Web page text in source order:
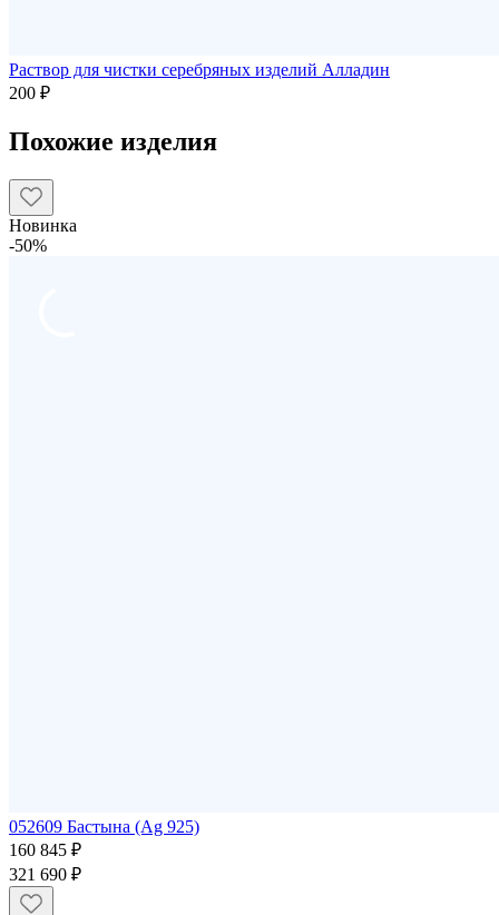
Раствор для чистки серебряных изделий Алладин
200 ₽
Похожие изделия
Новинка
-50%
052609 Бастына (Ag 925)
160 845 ₽
321 690 ₽